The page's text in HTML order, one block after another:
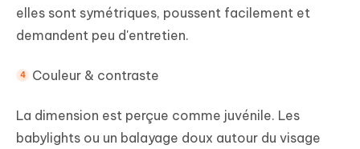
elles sont symétriques, poussent facilement et
demandent peu d'entretien.
Couleur & contraste
La dimension est perçue comme juvénile. Les
babylights ou un balayage doux autour du visage